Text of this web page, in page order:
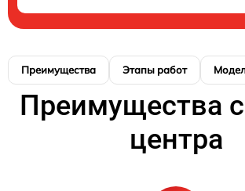
Преимущества Этапы работ
Преимущества
центра